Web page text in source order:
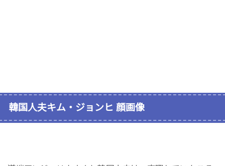
韓国人夫キム・ジョンヒ 顔画像